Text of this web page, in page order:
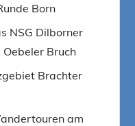
Born
NSG Dilborner
Oebeler Bruch
Brachter
am